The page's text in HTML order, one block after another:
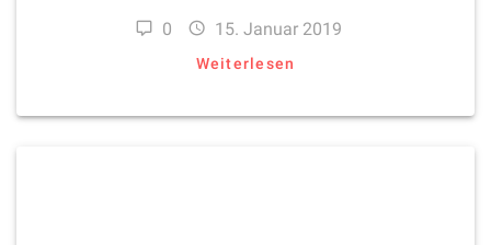
0 15. Januar 2019
Weiterlesen